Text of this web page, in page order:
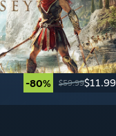
-80% $59.99$11.99